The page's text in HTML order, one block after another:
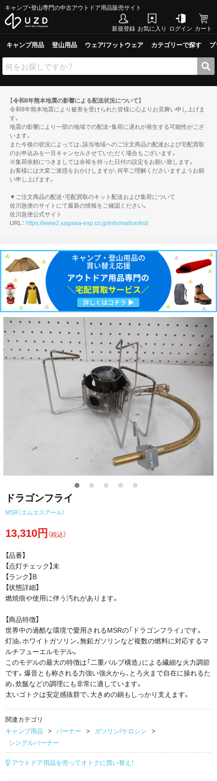
キャンプ・登山専門の中古アウトドア用品販売サイト
新規登録 お気に入り ログイン カート
キャンプ用品 登山用品 ウェア/フットウェア カテゴリーで探す
【令和8年熊本地震の影響による配送状況について】
令和8年熊本地震により被害を受けられた皆様に心よりお見舞い申し上げま
す。
地震の影響により一部の地域での配送・集荷に遅れが発生する可能性がござ
います。
また今後の状況によっては、該当地域へのご注文商品の配達および宅配買取
のお申込みを一旦キャンセルさせていただく場合もございます。
※集荷依頼につきましては余裕を持った日付の設定をお願い致します。
お客様には大変ご迷惑をおかけしますが、何卒ご理解くださいますようお願
い申し上げます。
▼ご注文商品の配送・宅配買取のキット配送および集荷について
佐川急便のサイトにて最新の情報をご確認ください。
佐川急便公式サイト
URL： https://www2.sagawa-exp.co.jp/information/list/
ドラゴンフライ
MSR（エムエスアール）
13,310円（税込）
【品番】
【点灯チェック】未
【ランク】B
【状態詳細】
燃焼痕や使用に伴う汚れがあります。
【商品特徴】
世界中の過酷な環境で愛用されるMSRの「ドラゴンフライ」です。
灯油、ホワイトガソリン、無鉛ガソリンなど複数の燃料に対応するマ
ルチフューエルモデル。
このモデルの最大の特徴は「二重バルブ構造」による繊細な火力調節
です。爆音とも称される力強い強火から、とろ火まで自在に操れるた
め、炊飯などの調理にも非常に適しています。
太いゴトクは安定感抜群で、大きめの鍋もしっかり支えます。
関連カテゴリ
キャンプ用品
バーナー
ガソリン/ケロシン
シングルバーナー
アウトドア用品を売ってオトクに買い替え！